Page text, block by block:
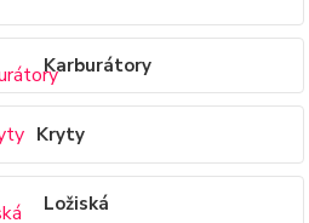
Karburátory
Kryty
Ložiská